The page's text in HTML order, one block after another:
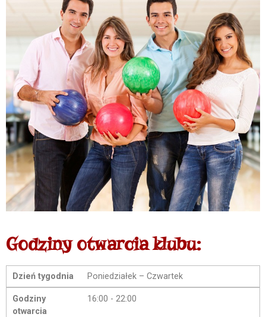
Godziny otwarcia klubu:
Dzień tygodnia Poniedziałek – Czwartek
Godziny
otwarcia
16:00 - 22:00